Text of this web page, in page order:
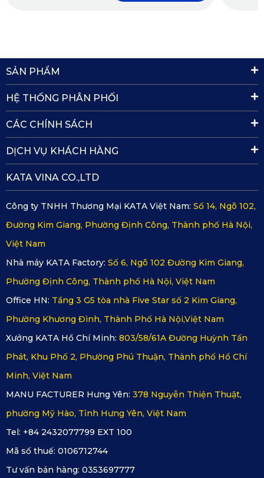
Giúp Nội Thất Xe Đẹp Mắt Và Hài Hòa
Bề mặt thảm chống trơn, đế thảm bám sàn tốt giúp hạn chế
tối đa các rủi ro khi người lái thao tác trong tình trạng ẩm ướt
hoặc khẩn cấp. Đồng thời, thảm cũng không cản trở các bộ
phận như thanh trượt ghế, các cảm biến sàn hoặc hệ thống
điều hòa phía dưới gầm ghế, đảm bảo tính năng vận hành
của xe luôn đạt hiệu suất tốt nhất.
2.4. Vệ Sinh Nhanh Chóng Và Dễ Dàng
Chỉ cần khăn ẩm hoặc máy hút bụi là bạn có thể làm sạch
hoàn toàn bề mặt thảm. Nếu cần thiết, từng tấm thảm có thể
tháo rời để giặt riêng, đảm bảo tiện lợi tối đa trong quá trình
SẢN PHẨM
HỆ THỐNG PHÂN PHỐI
CÁC CHÍNH SÁCH
DỊCH VỤ KHÁCH HÀNG
KATA VINA CO.,LTD
Công ty TNHH Thương Mại KATA Việt Nam: Số 14, Ngõ 102,
Đường Kim Giang, Phường Định Công, Thành phố Hà Nội,
Việt Nam
Nhà máy KATA Factory: Số 6, Ngõ 102 Đường Kim Giang,
Phường Định Công, Thành phố Hà Nội, Việt Nam
Office HN: Tầng 3 G5 tòa nhà Five Star số 2 Kim Giang,
Phường Khương Đình, Thành Phố Hà Nội,Việt Nam
Xưởng KATA Hồ Chí Minh: 803/58/61A Đường Huỳnh Tấn
Phát, Khu Phố 2, Phường Phú Thuận, Thành phố Hồ Chí
Minh, Việt Nam
MANU FACTURER Hưng Yên: 378 Nguyễn Thiện Thuật,
phường Mỹ Hào, Tỉnh Hưng Yên, Việt Nam
Tel: +84 2432077799 EXT 100
Mã số thuế: 0106712744
Tư vấn bán hàng: 0353697777